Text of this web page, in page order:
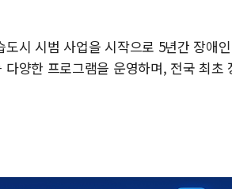
시 시범 사업을 시작으로 5년간 장애
양한 프로그램을 운영하며, 전국 최초